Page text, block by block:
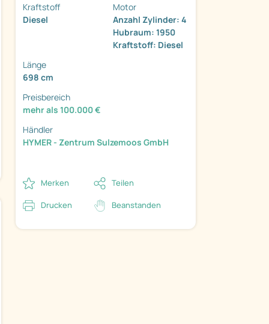
Kraftstoff
Diesel
Motor
Anzahl Zylinder: 4
Hubraum: 1950
Kraftstoff: Diesel
Länge
698 cm
Preisbereich
mehr als 100.000 €
Händler
HYMER - Zentrum Sulzemoos GmbH
Merken Teilen
Drucken Beanstanden